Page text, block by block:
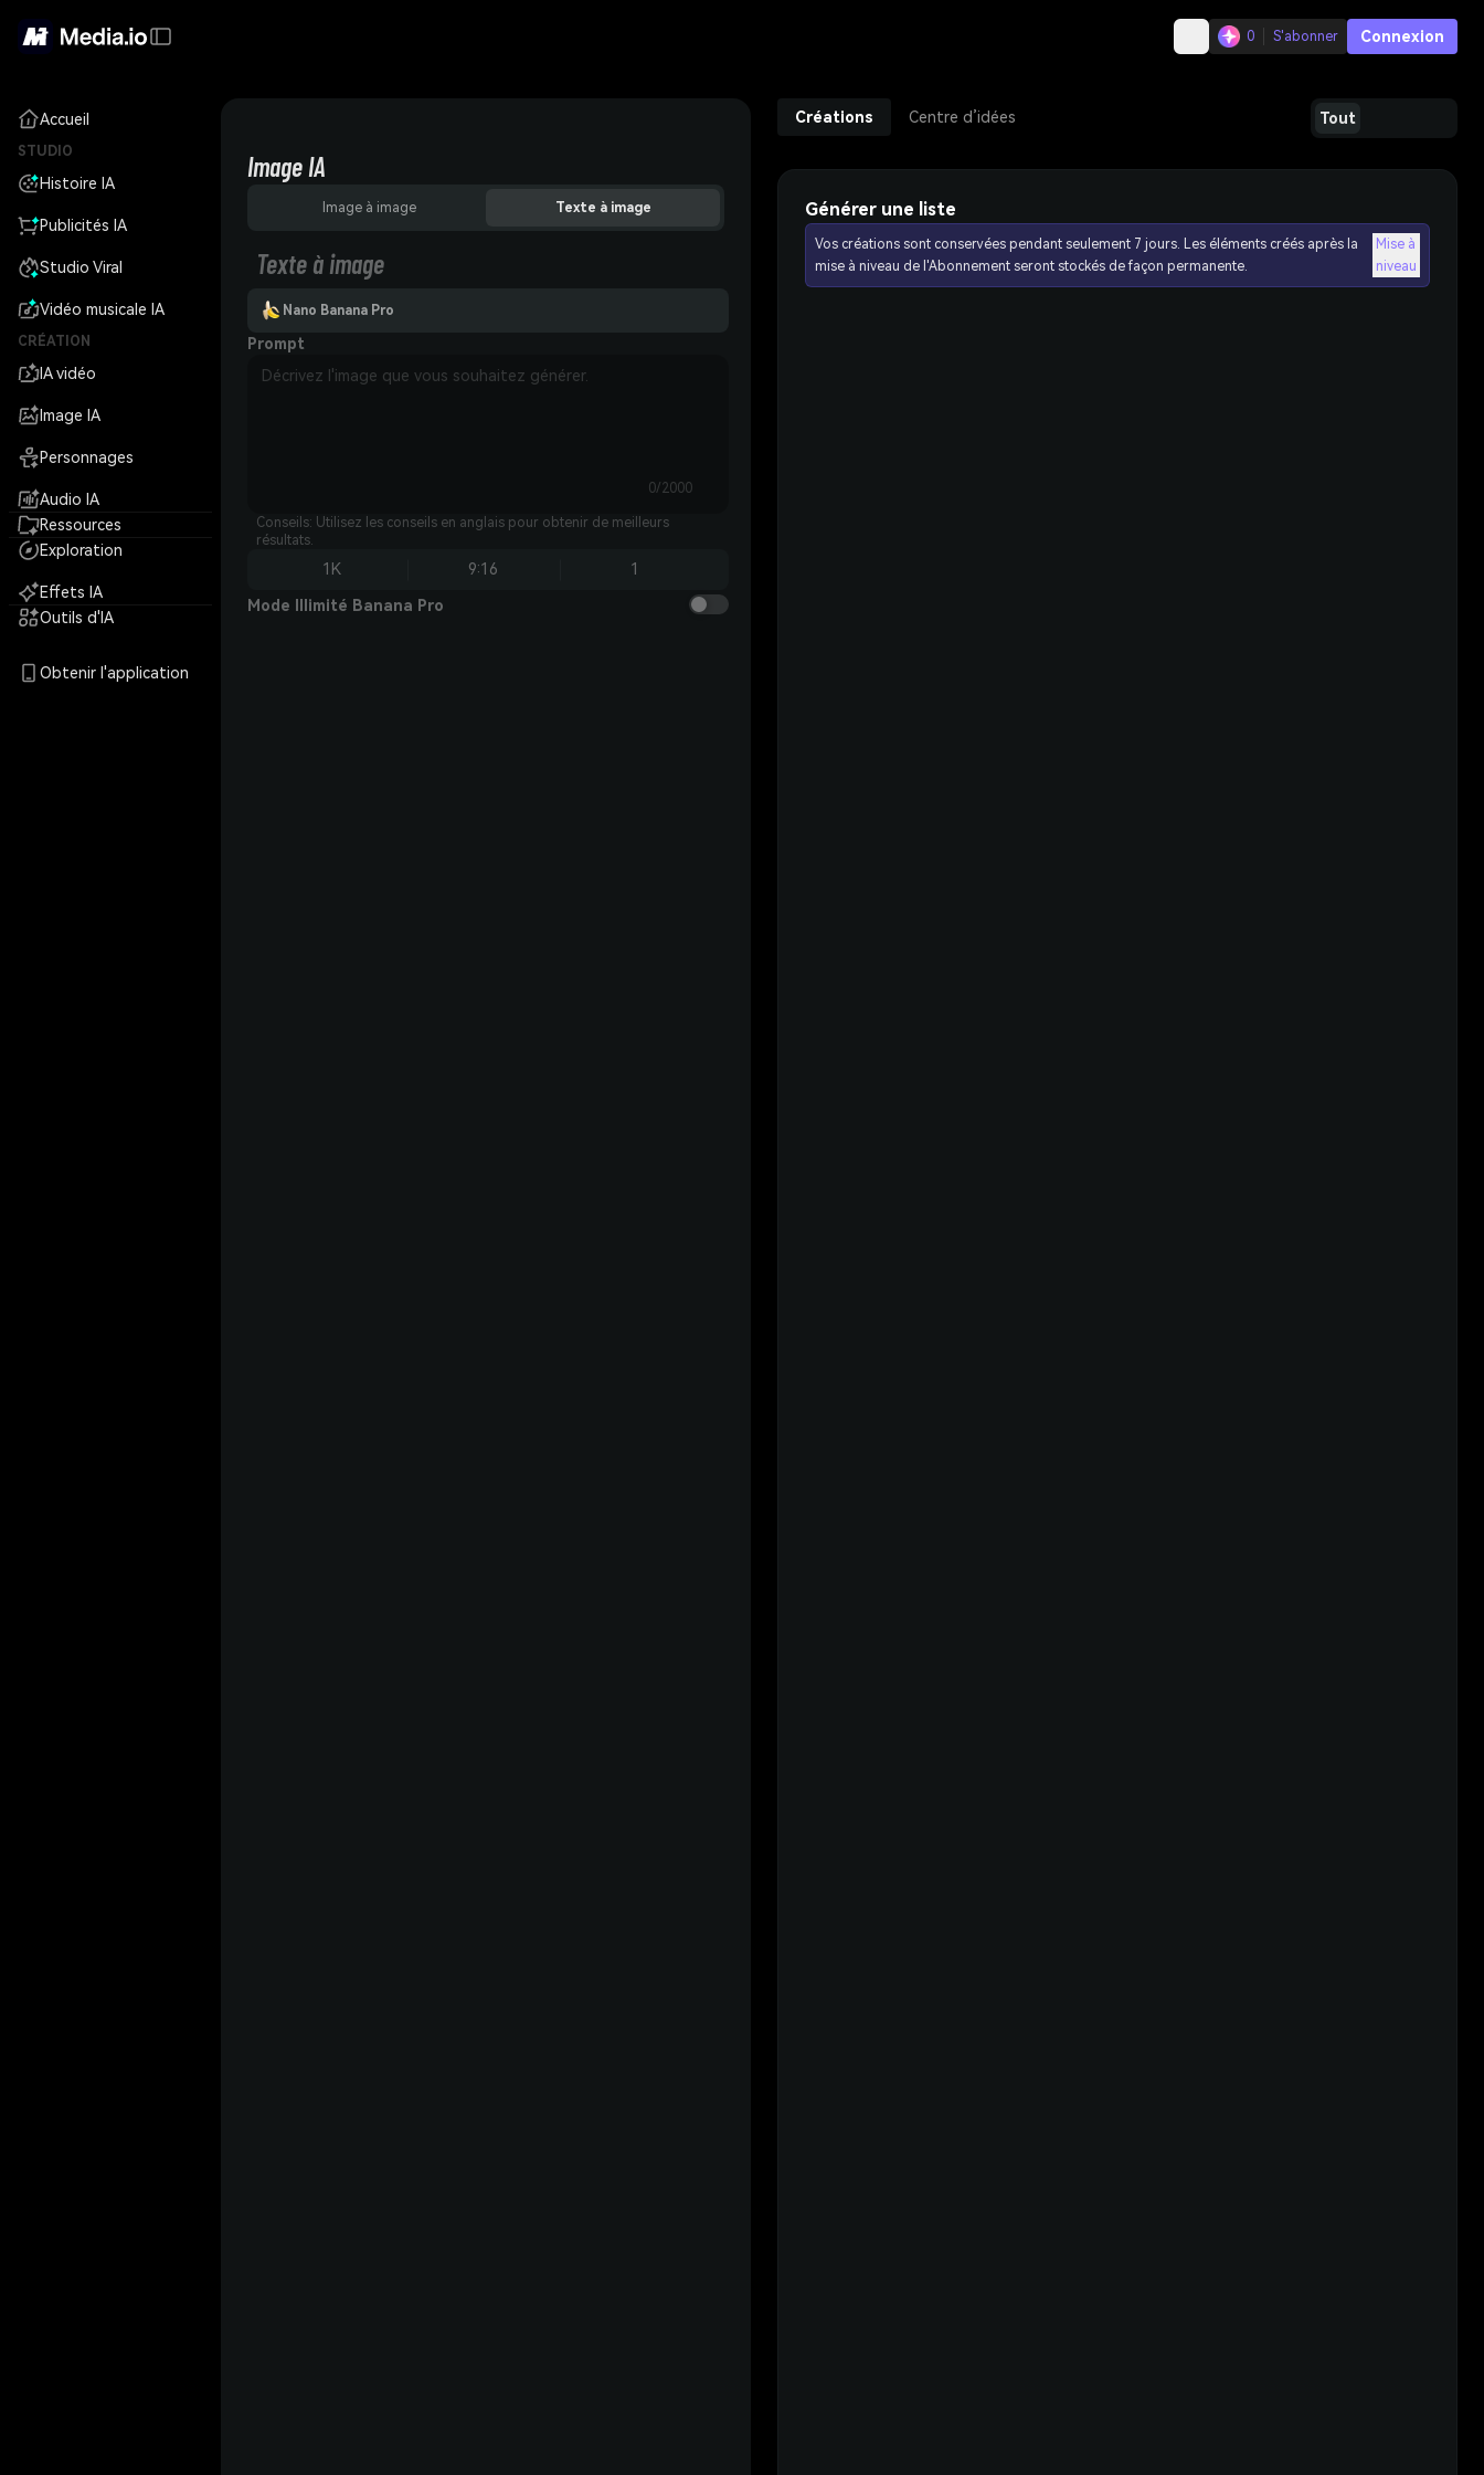
0 S'abonner Connexion
Accueil
STUDIO
Histoire IA
Publicités IA
Studio Viral
Vidéo musicale IA
CRÉATION
IA vidéo
Image IA
Personnages
Audio IA
Ressources
Exploration
Effets IA
Outils d'IA
Obtenir l'application
Image IA
Image à image Texte à image
Texte à image
Nano Banana Pro
Prompt
0/2000
Conseils: Utilisez les conseils en anglais pour obtenir de meilleurs
résultats.
1K 9:16 1
Mode Illimité Banana Pro
Créations Centre d’idées Tout
Générer une liste
Vos créations sont conservées pendant seulement 7 jours. Les éléments créés après la
mise à niveau de l'Abonnement seront stockés de façon permanente.
Mise à
niveau